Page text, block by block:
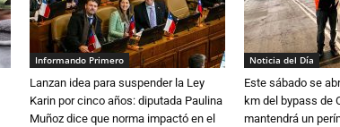
Informando Primero
Lanzan idea para suspender la Ley
Karin por cinco años: diputada Paulina
Muñoz dice que norma impactó en el
Noticia del Día
Este sábado se
km del bypass de
mantendrá un